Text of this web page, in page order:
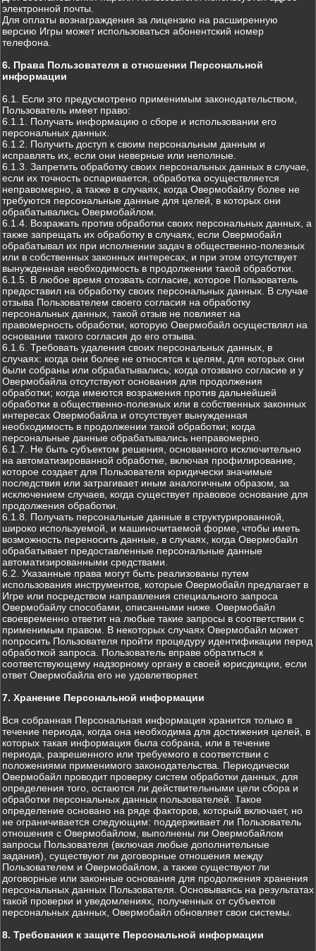
электронной почты.
Для оплаты вознаграждения за лицензию на расширенную
версию Игры может использоваться абонентский номер
телефона.
6. Права Пользователя в отношении Персональной
информации
6.1. Если это предусмотрено применимым законодательством,
Пользователь имеет право:
6.1.1. Получать информацию о сборе и использовании его
персональных данных.
6.1.2. Получить доступ к своим персональным данным и
исправлять их, если они неверные или неполные.
6.1.3. Запретить обработку своих персональных данных в случае,
если их точность оспаривается, обработка осуществляется
неправомерно, а также в случаях, когда Овермобайлу более не
требуются персональные данные для целей, в которых они
обрабатывались Овермобайлом.
6.1.4. Возражать против обработки своих персональных данных, а
также запрещать их обработку в случаях, если Овермобайл
обрабатывал их при исполнении задач в общественно-полезных
или в собственных законных интересах, и при этом отсутствует
вынужденная необходимость в продолжении такой обработки.
6.1.5. В любое время отозвать согласие, которое Пользователь
предоставил на обработку своих персональных данных. В случае
отзыва Пользователем своего согласия на обработку
персональных данных, такой отзыв не повлияет на
правомерность обработки, которую Овермобайл осуществлял на
основании такого согласия до его отзыва.
6.1.6. Требовать удаления своих персональных данных, в
случаях: когда они более не относятся к целям, для которых они
были собраны или обрабатывались; когда отозвано согласие и у
Овермобайла отсутствуют основания для продолжения
обработки; когда имеются возражения против дальнейшей
обработки в общественно-полезных или в собственных законных
интересах Овермобайла и отсутствует вынужденная
необходимость в продолжении такой обработки; когда
персональные данные обрабатывались неправомерно.
6.1.7. Не быть субъектом решения, основанного исключительно
на автоматизированной обработке, включая профилирование,
которое создает для Пользователя юридически значимые
последствия или затрагивает иным аналогичным образом, за
исключением случаев, когда существует правовое основание для
продолжения обработки.
6.1.8. Получать персональные данные в структурированной,
широко используемой, и машиночитаемой форме, чтобы иметь
возможность переносить данные, в случаях, когда Овермобайл
обрабатывает предоставленные персональные данные
автоматизированными средствами.
6.2. Указанные права могут быть реализованы путем
использования инструментов, которые Овермобайл предлагает в
Игре или посредством направления специального запроса
Овермобайлу способами, описанными ниже. Овермобайл
своевременно ответит на любые такие запросы в соответствии с
применимым правом. В некоторых случаях Овермобайл может
попросить Пользователя пройти процедуру идентификации перед
обработкой запроса. Пользователь вправе обратиться к
соответствующему надзорному органу в своей юрисдикции, если
ответ Овермобайла его не удовлетворяет.
7. Хранение Персональной информации
Вся собранная Персональная информация хранится только в
течение периода, когда она необходима для достижения целей, в
которых такая информация была собрана, или в течение
периода, разрешенного или требуемого в соответствии с
положениями применимого законодательства. Периодически
Овермобайл проводит проверку систем обработки данных, для
определения того, остаются ли действительными цели сбора и
обработки персональных данных пользователей. Такое
определение основано на ряде факторов, который включает, но
не ограничивается следующим: поддерживает ли Пользователь
отношения с Овермобайлом, выполнены ли Овермобайлом
запросы Пользователя (включая любые дополнительные
задания), существуют ли договорные отношения между
Пользователем и Овермобайлом, а также существуют ли
договорные или законные основания для продолжения хранения
персональных данных Пользователя. Основываясь на результатах
такой проверки и уведомлениях, полученных от субъектов
персональных данных, Овермобайл обновляет свои системы.
8. Требования к защите Персональной информации